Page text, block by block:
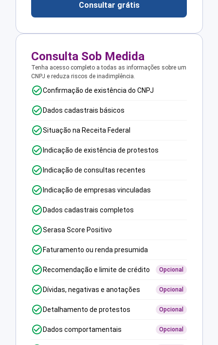
Consultar grátis
Consulta Sob Medida
Tenha acesso completo a todas as informações sobre um
CNPJ e reduza riscos de inadimplência.
Confirmação de existência do CNPJ
Dados cadastrais básicos
Situação na Receita Federal
Indicação de existência de protestos
Indicação de consultas recentes
Indicação de empresas vinculadas
Dados cadastrais completos
Serasa Score Positivo
Faturamento ou renda presumida
Recomendação e limite de crédito Opcional
Dívidas, negativas e anotações Opcional
Detalhamento de protestos Opcional
Dados comportamentais Opcional